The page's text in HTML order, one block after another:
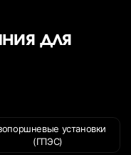
для
установки
(ГПЭС)